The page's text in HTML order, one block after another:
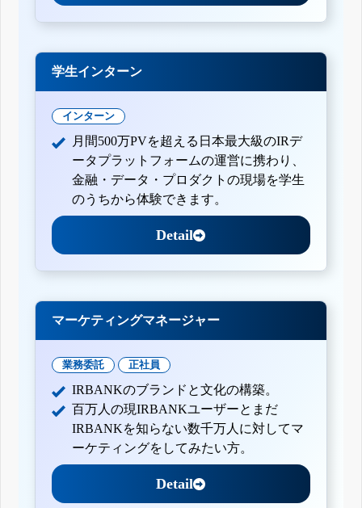
学生インターン
インターン
月間500万PVを超える日本最大級のIRデ
ータプラットフォームの運営に携わり、
金融・データ・プロダクトの現場を学生
のうちから体験できます。
Detail
マーケティングマネージャー
業務委託 正社員
IRBANKのブランドと文化の構築。
百万人の現IRBANKユーザーとまだ
IRBANKを知らない数千万人に対してマ
ーケティングをしてみたい方。
Detail